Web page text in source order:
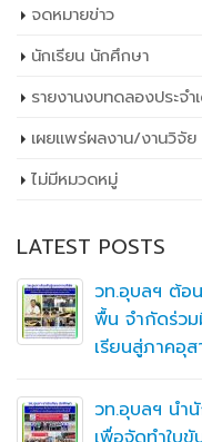
จดหมายข่าว
นักเรียน นักศึกษา
รายงานงบทดลองประจำ
เผยเเพร่ผลงาน/งานวิจัย
ไม่มีหมวดหมู่
LATEST POSTS
วท.อุบลฯ ต้อ
พื้น จำกัดร่ว
เรียนสู่ภาคอุ
วท.อุบลฯ นำ